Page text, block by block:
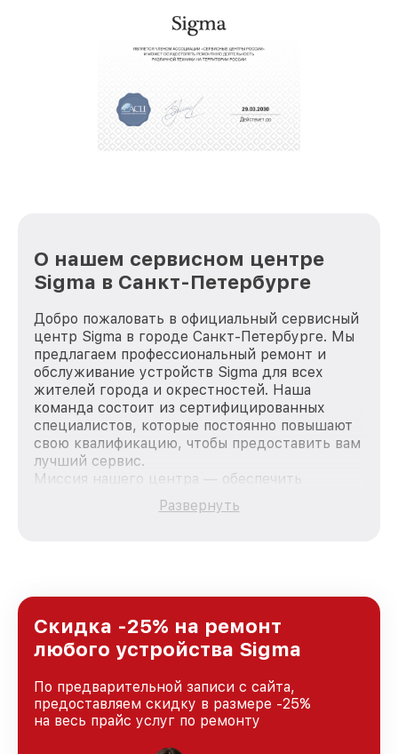
О нашем сервисном центре
Sigma в Санкт-Петербурге
Добро пожаловать в официальный сервисный
центр Sigma в городе Санкт-Петербурге. Мы
предлагаем профессиональный ремонт и
обслуживание устройств Sigma для всех
жителей города и окрестностей. Наша
команда состоит из сертифицированных
специалистов, которые постоянно повышают
свою квалификацию, чтобы предоставить вам
лучший сервис.
Миссия нашего центра — обеспечить
качественный и доступный ремонт для
каждого пользователя продукции Sigma, вне
Санкт-Петербурге, постоянно повышая
уровень доверия и лояльности наших
клиентов.
Развернуть
Скидка -25% на ремонт
любого устройства Sigma
По предварительной записи с сайта,
предоставляем скидку в размере -25%
на весь прайс услуг по ремонту